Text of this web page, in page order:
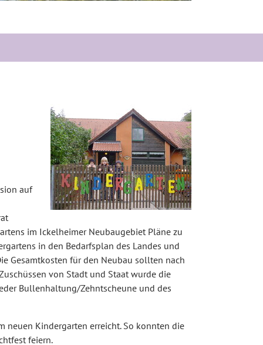
auf
im Ickelheimer Neubaugebiet Pläne zu
in den Bedarfsplan des Landes und
Gesamtkosten für den Neubau sollten nach
von Stadt und Staat wurde die
Bullenhaltung/Zehntscheune und des
neuen Kindergarten erreicht. So konnten die
feiern.